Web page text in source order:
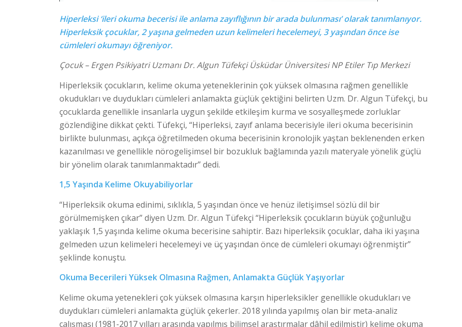
Hiperleksi ‘ileri okuma becerisi ile anlama zayıflığının bir arada bulunması’ olarak tanımlanıyor.
Hiperleksik çocuklar, 2 yaşına gelmeden uzun kelimeleri hecelemeyi, 3 yaşından önce ise
cümleleri okumayı öğreniyor.
Çocuk – Ergen Psikiyatri Uzmanı Dr. Algun Tüfekçi Üsküdar Üniversitesi NP Etiler Tıp Merkezi
Hiperleksik çocukların, kelime okuma yeteneklerinin çok yüksek olmasına rağmen genellikle
okudukları ve duydukları cümleleri anlamakta güçlük çektiğini belirten Uzm. Dr. Algun Tüfekçi, bu
çocuklarda genellikle insanlarla uygun şekilde etkileşim kurma ve sosyalleşmede zorluklar
gözlendiğine dikkat çekti. Tüfekçi, “Hiperleksi, zayıf anlama becerisiyle ileri okuma becerisinin
birlikte bulunması, açıkça öğretilmeden okuma becerisinin kronolojik yaştan beklenenden erken
kazanılması ve genellikle nörogelişimsel bir bozukluk bağlamında yazılı materyale yönelik güçlü
bir yönelim olarak tanımlanmaktadır” dedi.
1,5 Yaşında Kelime Okuyabiliyorlar
“Hiperleksik okuma edinimi, sıklıkla, 5 yaşından önce ve henüz iletişimsel sözlü dil bir
görülmemişken çıkar” diyen Uzm. Dr. Algun Tüfekçi “Hiperleksik çocukların büyük çoğunluğu
yaklaşık 1,5 yaşında kelime okuma becerisine sahiptir. Bazı hiperleksik çocuklar, daha iki yaşına
gelmeden uzun kelimeleri hecelemeyi ve üç yaşından önce de cümleleri okumayı öğrenmiştir”
şeklinde konuştu.
Okuma Becerileri Yüksek Olmasına Rağmen, Anlamakta Güçlük Yaşıyorlar
Kelime okuma yetenekleri çok yüksek olmasına karşın hiperleksikler genellikle okudukları ve
duydukları cümleleri anlamakta güçlük çekerler. 2018 yılında yapılmış olan bir meta-analiz
çalışması (1981-2017 yılları arasında yapılmış bilimsel araştırmalar dâhil edilmiştir) kelime okuma